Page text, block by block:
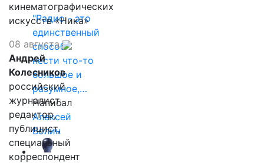
"Радио - это
единственный
способ
нести что-то
большое и
разумное,…
Написал
Алексей
Волин
кинематографических
искусств «Ника»
08 августа
Андрей
Колесников
российский
журналист,
редактор,
публицист,
специальный
корреспондент